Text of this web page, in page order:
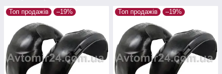
Топ продажів –19% Топ продажів –19%